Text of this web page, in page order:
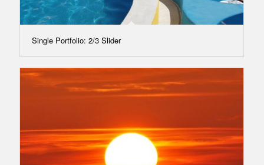
Single Portfolio: 2/3 Slider